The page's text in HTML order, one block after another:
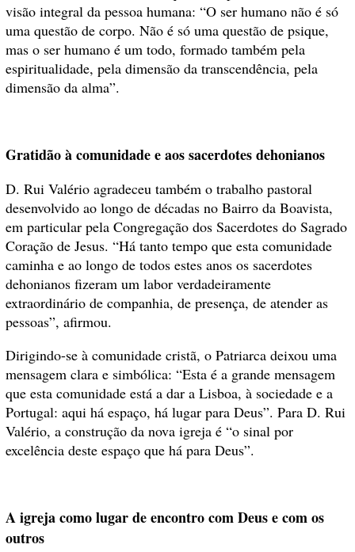
visão integral da pessoa humana: “O ser humano não é só
uma questão de corpo. Não é só uma questão de psique,
mas o ser humano é um todo, formado também pela
espiritualidade, pela dimensão da transcendência, pela
dimensão da alma”.
Gratidão à comunidade e aos sacerdotes dehonianos
D. Rui Valério agradeceu também o trabalho pastoral
desenvolvido ao longo de décadas no Bairro da Boavista,
em particular pela Congregação dos Sacerdotes do Sagrado
Coração de Jesus. “Há tanto tempo que esta comunidade
caminha e ao longo de todos estes anos os sacerdotes
dehonianos fizeram um labor verdadeiramente
extraordinário de companhia, de presença, de atender as
pessoas”, afirmou.
Dirigindo-se à comunidade cristã, o Patriarca deixou uma
mensagem clara e simbólica: “Esta é a grande mensagem
que esta comunidade está a dar a Lisboa, à sociedade e a
Portugal: aqui há espaço, há lugar para Deus”. Para D. Rui
Valério, a construção da nova igreja é “o sinal por
excelência deste espaço que há para Deus”.
A igreja como lugar de encontro com Deus e com os
outros